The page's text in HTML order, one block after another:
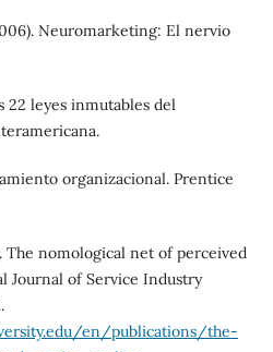
Neuromarketing: El nervio
22 leyes inmutables del
organizacional. Prentice
The nomological net of perceived
Journal of Service Industry
en/publications/the-